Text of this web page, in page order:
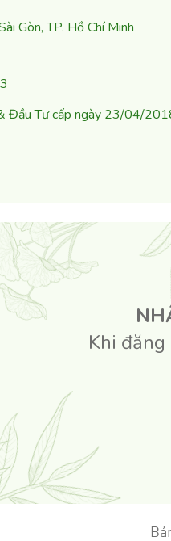
Gòn, TP. Hồ Chí Minh
Đầu Tư cấp ngày 23/04/
Khi